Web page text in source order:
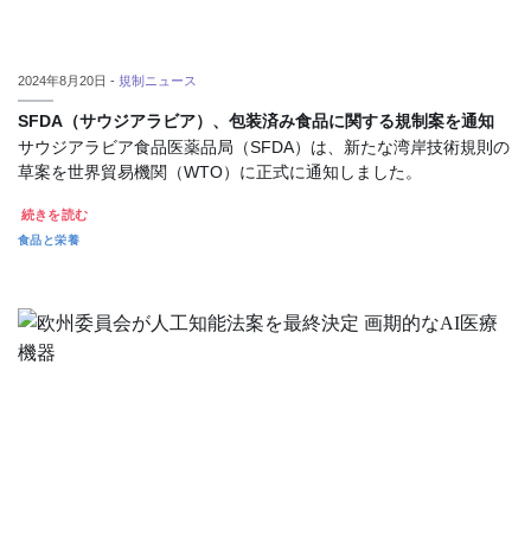
2024年8月20日 - 規制ニュース
SFDA（サウジアラビア）、包装済み食品に関する規制案を通知
サウジアラビア食品医薬品局（SFDA）は、新たな湾岸技術規則の
草案を世界貿易機関（WTO）に正式に通知しました。
続きを読む
食品と栄養